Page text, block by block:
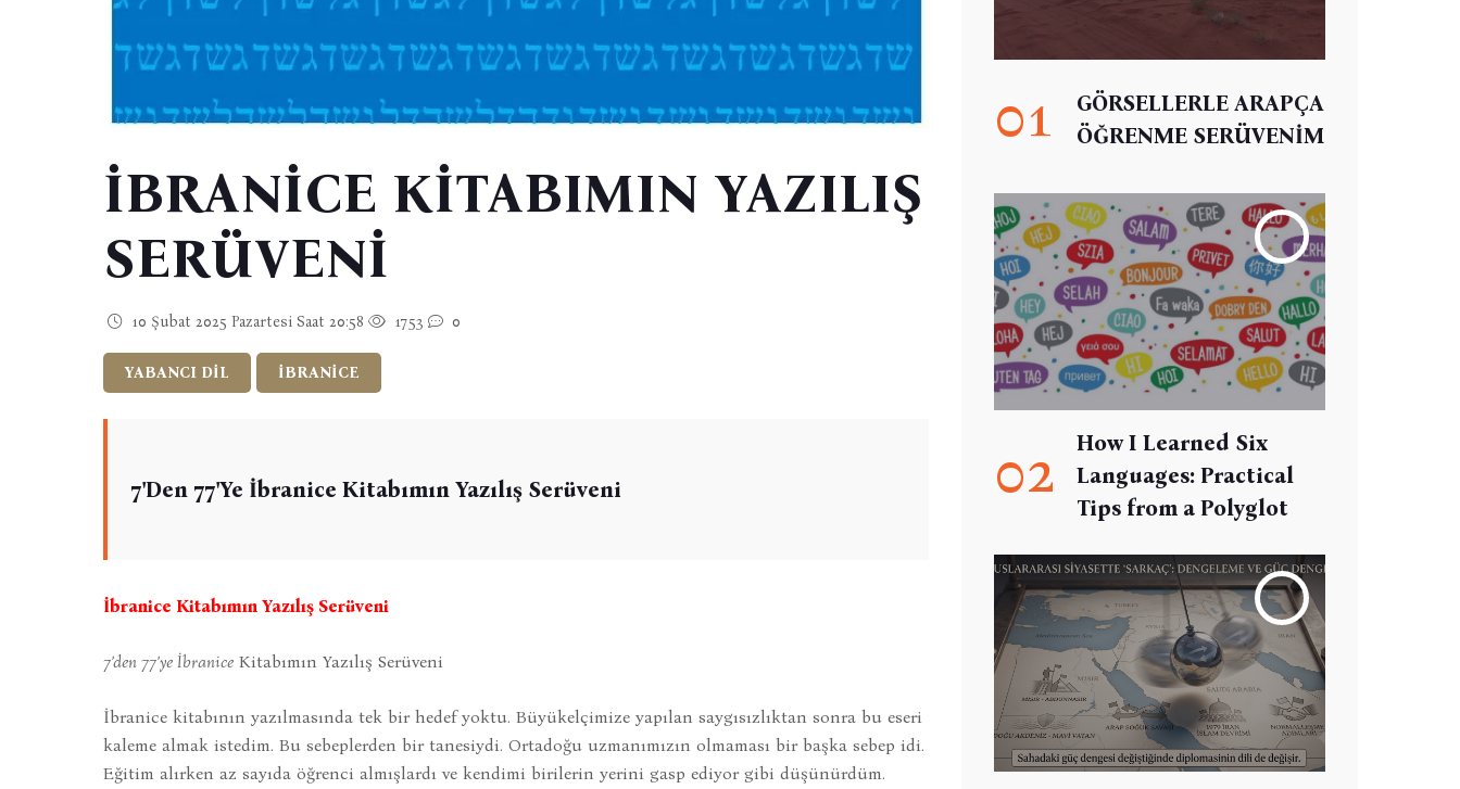
İBRANİCE KİTABIMIN YAZILIŞ
SERÜVENİ
10 Şubat 2025 Pazartesi Saat 20:58 1753 0
YABANCI DİL İBRANİCE
7'den 77'ye İbranice Kitabımın Yazılış Serüveni
İbranice Kitabımın Yazılış Serüveni
7’den 77’ye İbraniceKitabımın Yazılış Serüveni
İbranice kitabının yazılmasında tek bir hedef yoktu. Büyükelçimize yapılan saygısızlıktan sonra bu eseri
kaleme almak istedim. Bu sebeplerden bir tanesiydi. Ortadoğu uzmanımızın olmaması bir başka sebep idi.
Eğitim alırken az sayıda öğrenci almışlardı ve kendimi birilerin yerini gasp ediyor gibi düşünürdüm.
01
GÖRSELLERLE ARAPÇA
ÖĞRENME SERÜVENİM
02
How I Learned Six
Languages: Practical
Tips from a Polyglot